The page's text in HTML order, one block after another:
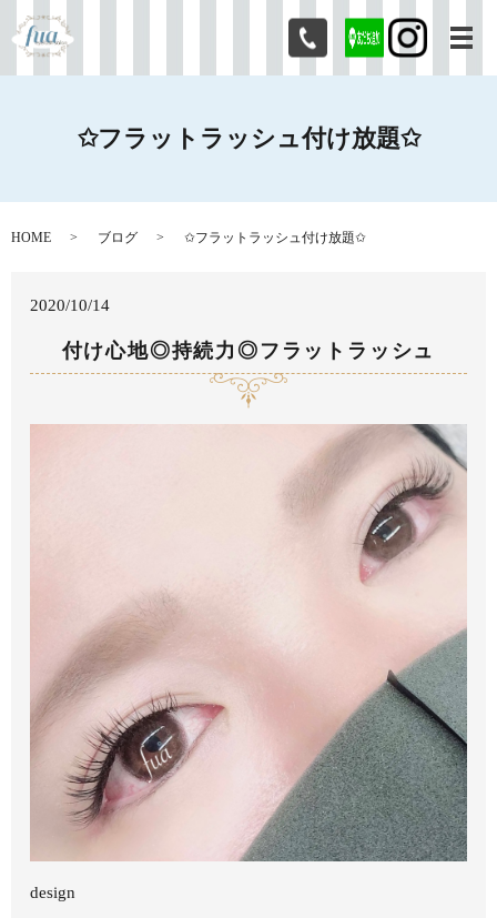
メ
✩フラットラッシュ付け放題✩
HOME ブログ ✩フラットラッシュ付け放題✩
2020/10/14
付け心地◎持続力◎フラットラッシュ
design